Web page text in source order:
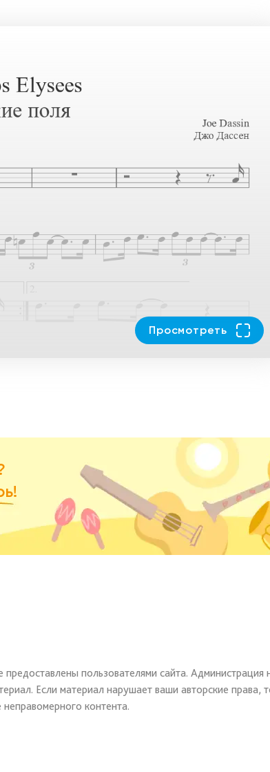
Просмотреть
пользователями сайта. Администрация
Если материал нарушает ваши авторские
контента.